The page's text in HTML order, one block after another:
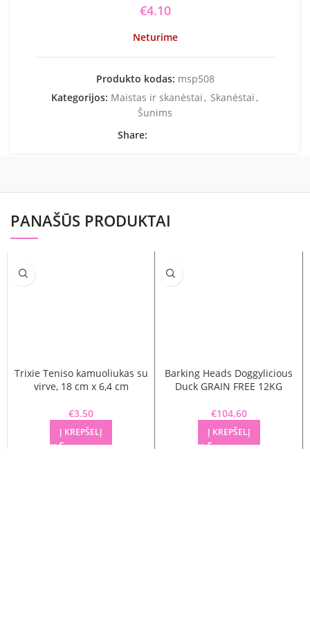
€4.10
Neturime
Produkto kodas: msp508
Kategorijos: Maistas ir skanėstai , Skanėstai ,
Šunims
Share:
PANAŠŪS PRODUKTAI
Trixie Teniso kamuoliukas su
virve, 18 cm x 6,4 cm
€3.50
Į KREPŠELĮ
Barking Heads Doggylicious
Duck GRAIN FREE 12KG
€104.60
Į KREPŠELĮ